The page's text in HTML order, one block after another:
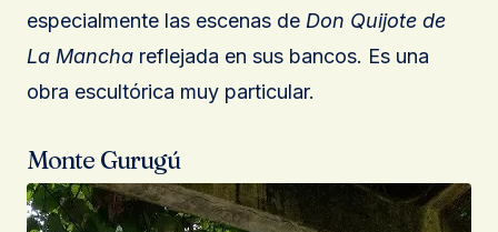
especialmente las escenas de Don Quijote de
La Mancha reflejada en sus bancos. Es una
obra escultórica muy particular.
Monte Gurugú